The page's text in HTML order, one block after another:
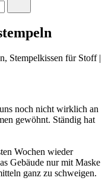
noch nicht wirklich an
gewöhnt. Ständig hat
Wochen wieder
Gebäude nur mit Maske
ganz zu schweigen.